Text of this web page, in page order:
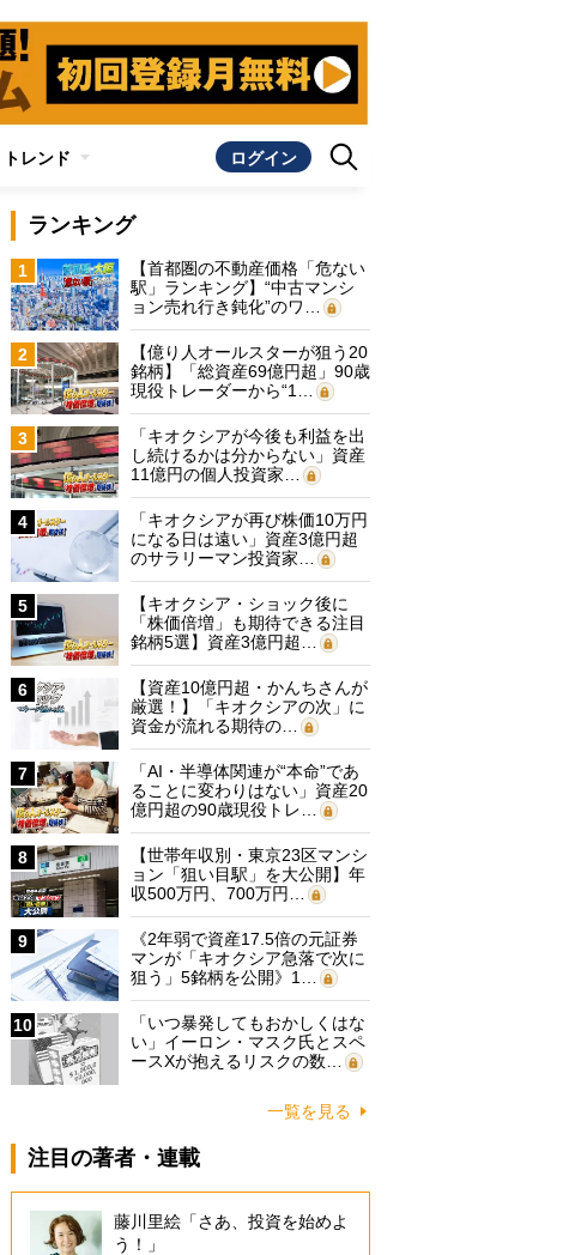
トレンド ログイン
ランキング
1
【首都圏の不動産価格「危ない
駅」ランキング】“中古マンシ
ョン売れ行き鈍化”のワ…
2
【億り人オールスターが狙う20
銘柄】「総資産69億円超」90歳
現役トレーダーから“1…
3
「キオクシアが今後も利益を出
し続けるかは分からない」資産
11億円の個人投資家…
4
「キオクシアが再び株価10万円
になる日は遠い」資産3億円超
のサラリーマン投資家…
5
【キオクシア・ショック後に
「株価倍増」も期待できる注目
銘柄5選】資産3億円超…
6
【資産10億円超・かんちさんが
厳選！】「キオクシアの次」に
資金が流れる期待の…
7
「AI・半導体関連が“本命”であ
ることに変わりはない」資産20
億円超の90歳現役トレ…
8
【世帯年収別・東京23区マンシ
ョン「狙い目駅」を大公開】年
収500万円、700万円…
9
《2年弱で資産17.5倍の元証券
マンが「キオクシア急落で次に
狙う」5銘柄を公開》1…
10
「いつ暴発してもおかしくはな
い」イーロン・マスク氏とスペ
ースXが抱えるリスクの数…
一覧を見る
注目の著者・連載
藤川里絵「さあ、投資を始めよ
う！」